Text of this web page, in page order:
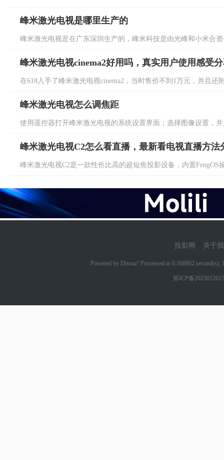
峰米激光电视是哪里生产的
峰米激光电视是在广东深圳生产的，峰米科技是由光峰和小米合
峰米激光电视cinema2好用吗，真实用户使用感受
在618入手了峰米激光电视cinema2，当时售价不到1万元，并且
峰米激光电视怎么调焦距
使用遥控器打开峰米激光电视的系统设置界面；选择图像设置，
峰米激光电视C2怎么看直播，最新看电视直播方法
峰米激光电视C2是一款性价比高的超短焦投影设备，内置
投影网 关于
Powered by Discuz! Processed in 0.166862
苏ICP备